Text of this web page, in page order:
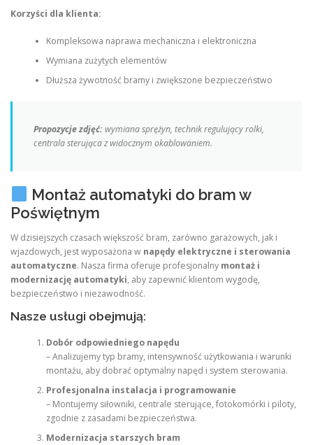
Korzyści dla klienta:
Kompleksowa naprawa mechaniczna i elektroniczna
Wymiana zużytych elementów
Dłuższa żywotność bramy i zwiększone bezpieczeństwo
Propozycje zdjęć:wymiana sprężyn, technik regulujący rolki,
centrala sterująca z widocznym okablowaniem.
Montaż automatyki do bram w
Poświętnym
W dzisiejszych czasach większość bram, zarówno garażowych, jak i
wjazdowych, jest wyposażona w napędy elektryczne i sterowania
automatyczne. Nasza firma oferuje profesjonalny montaż i
modernizację automatyki, aby zapewnić klientom wygodę,
bezpieczeństwo i niezawodność.
Nasze usługi obejmują:
Dobór odpowiedniego napędu
– Analizujemy typ bramy, intensywność użytkowania i warunki
montażu, aby dobrać optymalny napęd i system sterowania.
Profesjonalna instalacja i programowanie
– Montujemy siłowniki, centrale sterujące, fotokomórki i piloty,
zgodnie z zasadami bezpieczeństwa.
Modernizacja starszych bram